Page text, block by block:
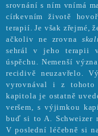
srovnání s ním vnímá
církevním životě
terapií. Je však zřejmé,
ačkoliv ne zrovna
sehrál v jeho terapii
úspěchu. Nemenší
recidivě neuzavřelo.
vyrovnával i z tohoto
kapitola je ostatně
veršem, s výjimkou
buď si to A. Schweizer
V poslední léčebně si